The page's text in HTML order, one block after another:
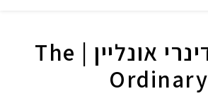
דה אורדינרי אונליין | The
Ordinary